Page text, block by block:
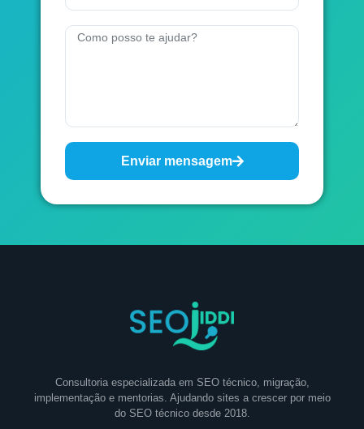
Enviar mensagem
Consultoria especializada em SEO técnico, migração,
implementação e mentorias. Ajudando sites a crescer por meio
do SEO técnico desde 2018.